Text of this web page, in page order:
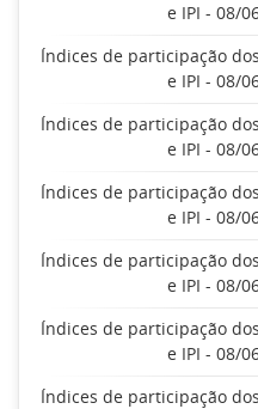
e IPI - 08/
Índices de participação
e IPI - 08/
Índices de participação
e IPI - 08/
Índices de participação
e IPI - 08/
Índices de participação
e IPI - 08/
Índices de participação
e IPI - 08/
Índices de participação